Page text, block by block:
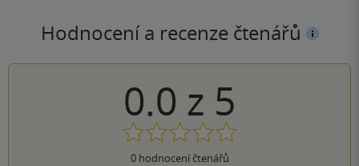
Hodnocení a recenze čtenářů
0.0 z 5
0hodnocení čtenářů